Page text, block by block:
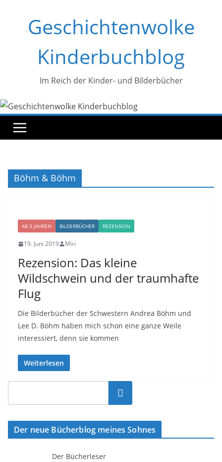
springenGeschichtenwolke
Kinderbuchblog
Im Reich der Kinder- und Bilderbücher
Böhm & Böhm
AB 3 JAHREN BILDERBÜCHER REZENSION
19. Juni 2019 Miri
Rezension: Das kleine
Wildschwein und der traumhafte
Flug
Die Bilderbücher der Schwestern Andrea Böhm und
Lee D. Böhm haben mich schon eine ganze Weile
interessiert, denn sie kommen
Weiterlesen
Suchen
Der neue Bücherblog meines Sohnes
Der Bücherleser